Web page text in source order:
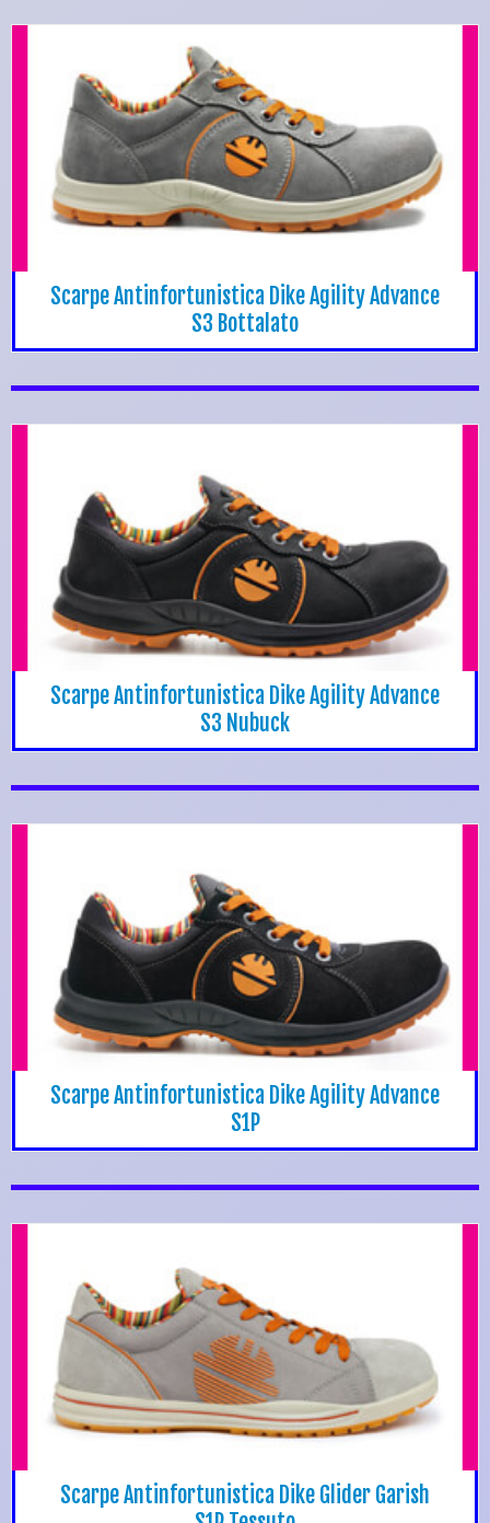
Scarpe Antinfortunistica Dike Agility Advance
S3 Bottalato
Scarpe Antinfortunistica Dike Agility Advance
S3 Nubuck
Scarpe Antinfortunistica Dike Agility Advance
S1P
Scarpe Antinfortunistica Dike Glider Garish